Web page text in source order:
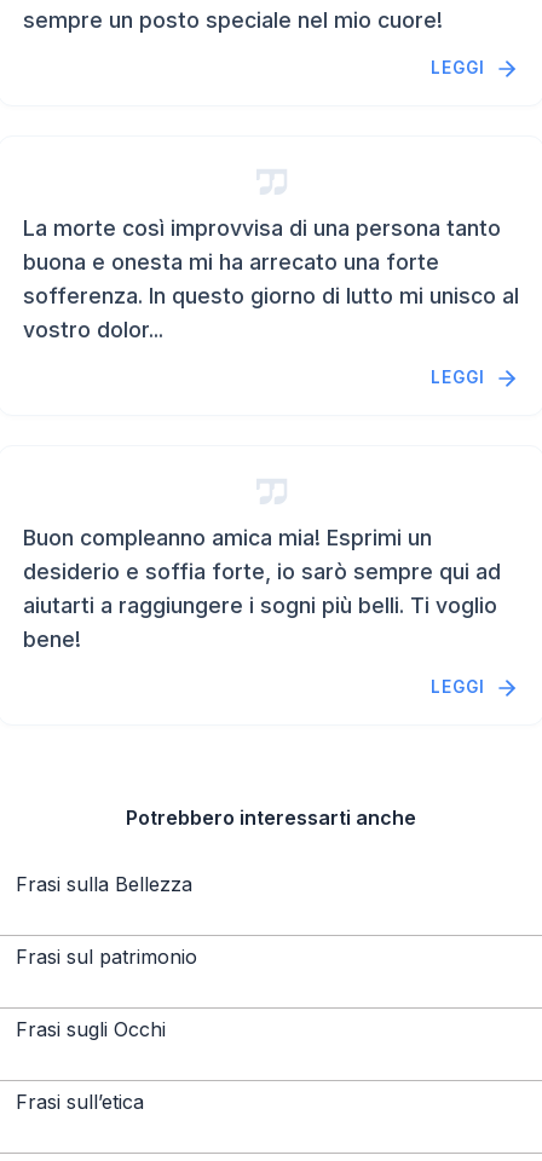
sempre un posto speciale nel mio cuore!
LEGGI
La morte così improvvisa di una persona tanto
buona e onesta mi ha arrecato una forte
sofferenza. In questo giorno di lutto mi unisco al
vostro dolor...
LEGGI
Buon compleanno amica mia! Esprimi un
desiderio e soffia forte, io sarò sempre qui ad
aiutarti a raggiungere i sogni più belli. Ti voglio
bene!
LEGGI
Potrebbero interessarti anche
Frasi sulla Bellezza
Frasi sul patrimonio
Frasi sugli Occhi
Frasi sull’etica